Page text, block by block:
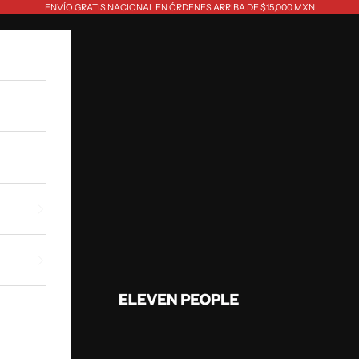
ENVÍO GRATIS NACIONAL EN ÓRDENES ARRIBA DE $15,000 MXN